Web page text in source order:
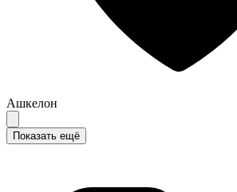
Ашкелон
Показать ещё